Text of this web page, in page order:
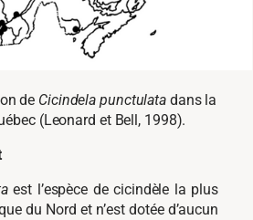
de Cicindela punctulata dans la
(Leonard et Bell, 1998).
est l’espèce de cicindèle la plus
du Nord et n’est dotée d’aucun